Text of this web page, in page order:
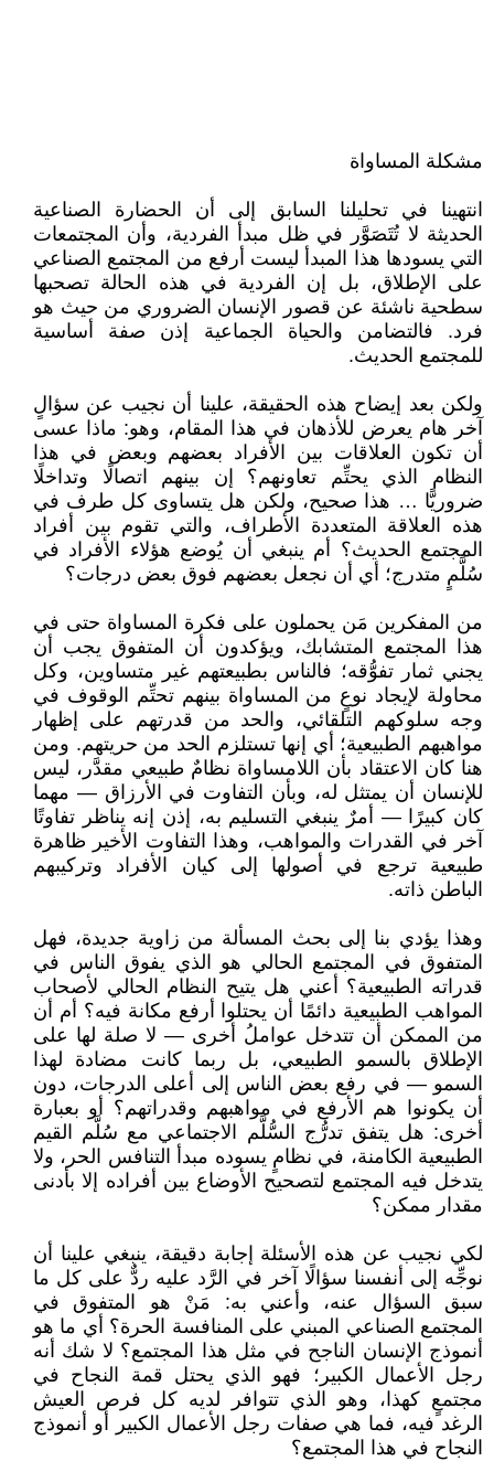
مشكلة المساواة
انتهينا في تحليلنا السابق إلى أن الحضارة الصناعية
الحديثة لا تُتَصَوَّر في ظل مبدأ الفردية، وأن المجتمعات
التي يسودها هذا المبدأ ليست أرفع من المجتمع الصناعي
على الإطلاق، بل إن الفردية في هذه الحالة تصحبها
سطحية ناشئة عن قصور الإنسان الضروري من حيث هو
فرد. فالتضامن والحياة الجماعية إذن صفة أساسية
للمجتمع الحديث.
ولكن بعد إيضاح هذه الحقيقة، علينا أن نجيب عن سؤالٍ
آخر هام يعرض للأذهان في هذا المقام، وهو: ماذا عسى
أن تكون العلاقات بين الأفراد بعضهم وبعض في هذا
النظام الذي يحتِّم تعاونهم؟ إن بينهم اتصالًا وتداخلًا
ضروريًّا … هذا صحيح، ولكن هل يتساوى كل طرف في
هذه العلاقة المتعددة الأطراف، والتي تقوم بين أفراد
المجتمع الحديث؟ أم ينبغي أن يُوضع هؤلاء الأفراد في
سُلَّمٍ متدرج؛ أي أن نجعل بعضهم فوق بعض درجات؟
من المفكرين مَن يحملون على فكرة المساواة حتى في
هذا المجتمع المتشابك، ويؤكدون أن المتفوق يجب أن
يجني ثمار تفوُّقه؛ فالناس بطبيعتهم غير متساوين، وكل
محاولة لإيجاد نوعٍ من المساواة بينهم تحتِّم الوقوف في
وجه سلوكهم التلقائي، والحد من قدرتهم على إظهار
مواهبهم الطبيعية؛ أي إنها تستلزم الحد من حريتهم. ومن
هنا كان الاعتقاد بأن اللامساواة نظامٌ طبيعي مقدَّر، ليس
للإنسان أن يمتثل له، وبأن التفاوت في الأرزاق — مهما
كان كبيرًا — أمرٌ ينبغي التسليم به، إذن إنه يناظر تفاوتًا
آخر في القدرات والمواهب، وهذا التفاوت الأخير ظاهرة
طبيعية ترجع في أصولها إلى كيان الأفراد وتركيبهم
الباطن ذاته.
وهذا يؤدي بنا إلى بحث المسألة من زاوية جديدة، فهل
المتفوق في المجتمع الحالي هو الذي يفوق الناس في
قدراته الطبيعية؟ أعني هل يتيح النظام الحالي لأصحاب
المواهب الطبيعية دائمًا أن يحتلوا أرفع مكانة فيه؟ أم أن
من الممكن أن تتدخل عواملُ أخرى — لا صلة لها على
الإطلاق بالسمو الطبيعي، بل ربما كانت مضادة لهذا
السمو — في رفع بعض الناس إلى أعلى الدرجات، دون
أن يكونوا هم الأرفع في مواهبهم وقدراتهم؟ أو بعبارة
أخرى: هل يتفق تدرُّج السُّلَّم الاجتماعي مع سُلَّم القيم
الطبيعية الكامنة، في نظامٍ يسوده مبدأ التنافس الحر، ولا
يتدخل فيه المجتمع لتصحيح الأوضاع بين أفراده إلا بأدنى
مقدار ممكن؟
لكي نجيب عن هذه الأسئلة إجابة دقيقة، ينبغي علينا أن
نوجِّه إلى أنفسنا سؤالًا آخر في الرَّد عليه ردٌّ على كل ما
سبق السؤال عنه، وأعني به: مَنْ هو المتفوق في
المجتمع الصناعي المبني على المنافسة الحرة؟ أي ما هو
أنموذج الإنسان الناجح في مثل هذا المجتمع؟ لا شك أنه
رجل الأعمال الكبير؛ فهو الذي يحتل قمة النجاح في
مجتمعٍ كهذا، وهو الذي تتوافر لديه كل فرص العيش
الرغد فيه، فما هي صفات رجل الأعمال الكبير أو أنموذج
النجاح في هذا المجتمع؟